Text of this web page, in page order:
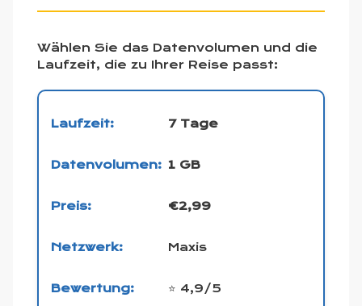
Wählen Sie das Datenvolumen und die
Laufzeit, die zu Ihrer Reise passt:
7 Tage
1 GB
€2,99
Maxis
⭐ 4,9/5